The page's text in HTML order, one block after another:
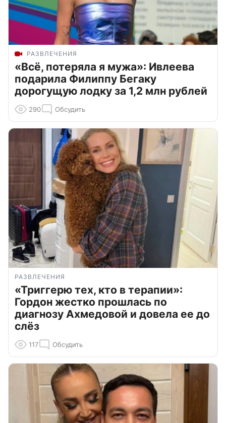
РАЗВЛЕЧЕНИЯ
«Всё, потеряла я мужа»: Ивлеева
подарила Филиппу Бегаку
дорогущую лодку за 1,2 млн рублей
290 Обсудить
РАЗВЛЕЧЕНИЯ
«Триггерю тех, кто в терапии»:
Гордон жестко прошлась по
диагнозу Ахмедовой и довела ее до
слёз
117 Обсудить